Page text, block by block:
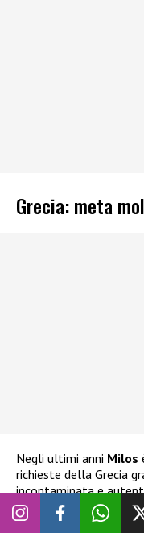
Grecia: meta
Negli ultimi anni Milos
richieste della Grecia
incontaminata e
Tra i luoghi più celebri